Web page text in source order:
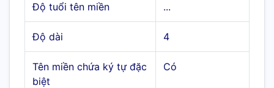
Độ tuổi tên miền ...
Độ dài 4
Tên miền chứa ký tự đặc
biệt
Có